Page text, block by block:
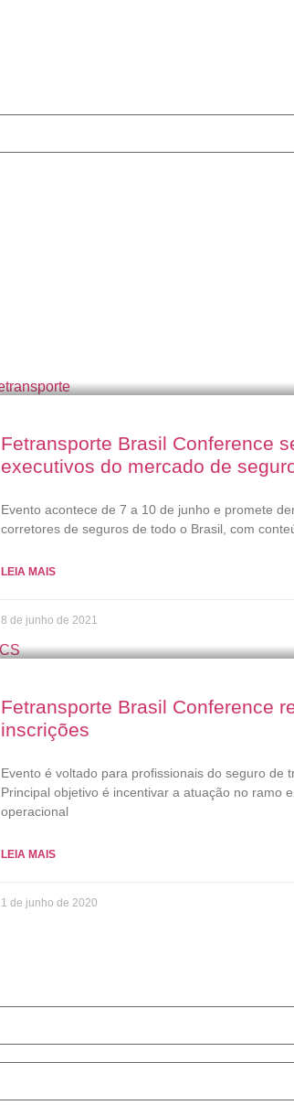
Fetransporte Brasil Conference
executivos do mercado de
Evento acontece de 7 a 10 de junho e promete
corretores de seguros de todo o Brasil, com
LEIA MAIS
8 de junho de 2021
Fetransporte Brasil Conference
inscrições
Evento é voltado para profissionais do seguro de
Principal objetivo é incentivar a atuação no ramo
operacional
LEIA MAIS
1 de junho de 2020